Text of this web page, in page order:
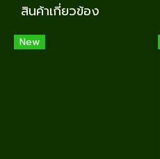
สินค้าเกี่ยวข้อง
New